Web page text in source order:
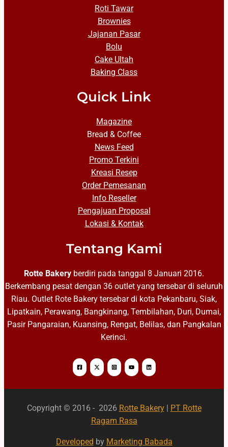
Roti Tawar
Brownies
Jajanan Pasar
Bolu
Cake Ultah
Baking Class
Quick Link
Magazine
Bread & Coffee
News Feed
Promo Terkini
Kreasi Resep
Order Pemesanan
Info Reseller
Pengajuan Proposal
Lokasi & Kontak
Tentang Kami
Rotte Bakery berdiri pada tanggal 8 Januari 2016.
Berkembang pesat dengan 36 outlet yang tersebar di seluruh
Riau. Outlet Rote Bakery tersebar di kota Pekanbaru, Siak,
Lipatkain, Perawang, Bangkinang, Tembilahan, Duri, Dumai,
Pasir Pangaraian, Kuansing, Rengat, Belilas, dan Pangkalan
Kerinci.
Copyright © 2016 - 2026 Rotte Bakery| PT Rotte
Ragam Rasa
Developed by Marketing Babada